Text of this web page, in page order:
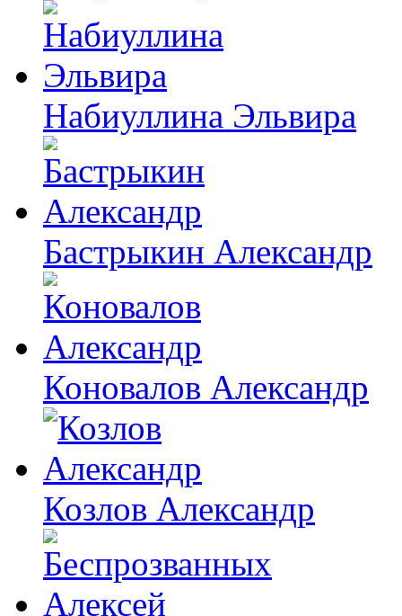
Набиуллина Эльвира
Бастрыкин Александр
Коновалов Александр
Козлов Александр